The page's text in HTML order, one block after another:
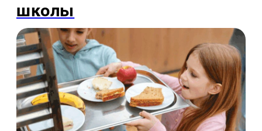
школы